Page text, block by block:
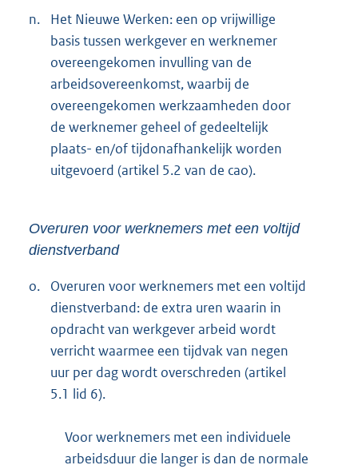
n.
Het Nieuwe Werken: een op vrijwillige
basis tussen werkgever en werknemer
overeengekomen invulling van de
arbeidsovereenkomst, waarbij de
overeengekomen werkzaamheden door
de werknemer geheel of gedeeltelijk
plaats- en/of tijdonafhankelijk worden
uitgevoerd (artikel 5.2 van de cao).
Overuren voor werknemers met een voltijd
dienstverband
o.
Overuren voor werknemers met een voltijd
dienstverband: de extra uren waarin in
opdracht van werkgever arbeid wordt
verricht waarmee een tijdvak van negen
uur per dag wordt overschreden (artikel
5.1 lid 6).
Voor werknemers met een individuele
arbeidsduur die langer is dan de normale